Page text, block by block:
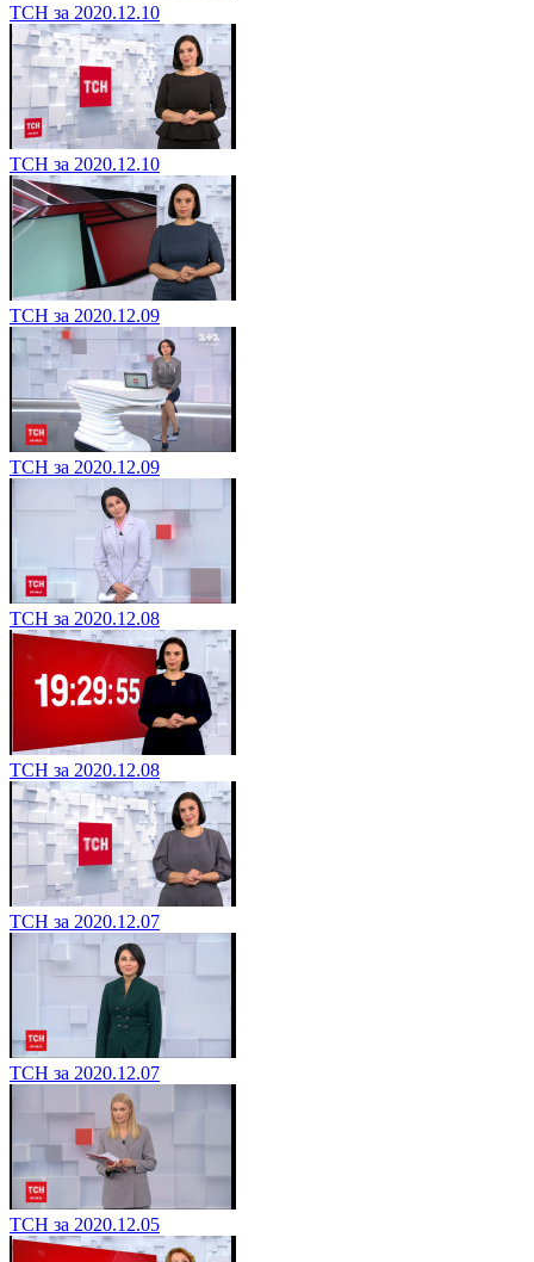
ТСН за 2020.12.10
ТСН за 2020.12.10
ТСН за 2020.12.09
ТСН за 2020.12.09
ТСН за 2020.12.08
ТСН за 2020.12.08
ТСН за 2020.12.07
ТСН за 2020.12.07
ТСН за 2020.12.05